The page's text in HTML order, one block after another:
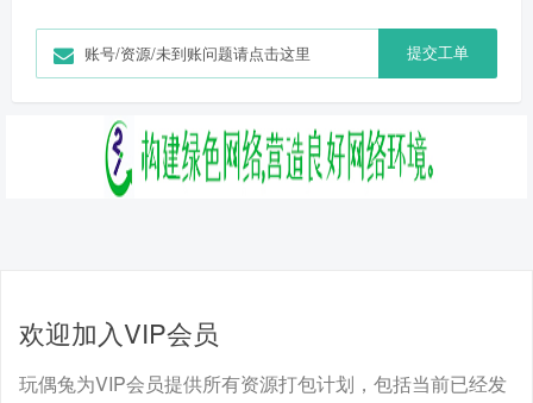
账号/资源/未到账问题请点击这里 提交工单
欢迎加入VIP会员
玩偶兔为VIP会员提供所有资源打包计划，包括当前已经发